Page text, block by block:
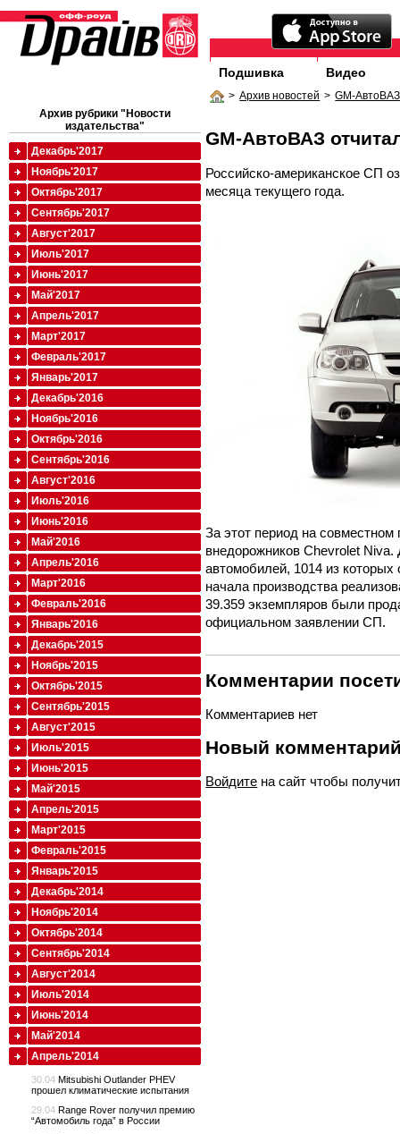
Подшивка Видео
> Архив новостей > GM-
GM-АвтоВАЗ
Российско-американское СП
месяца текущего года.
За этот период на
внедорожников Chevrolet
автомобилей, 1014 из
начала производства
39.359 экземпляров были
официальном заявлении СП.
Комментарии
Комментариев нет
Новый
Войдите на сайт чтобы
Архив рубрики "Новости
издательства"
Декабрь'2017
Ноябрь'2017
Октябрь'2017
Сентябрь'2017
Август'2017
Июль'2017
Июнь'2017
Май'2017
Апрель'2017
Март'2017
Февраль'2017
Январь'2017
Декабрь'2016
Ноябрь'2016
Октябрь'2016
Сентябрь'2016
Август'2016
Июль'2016
Июнь'2016
Май'2016
Апрель'2016
Март'2016
Февраль'2016
Январь'2016
Декабрь'2015
Ноябрь'2015
Октябрь'2015
Сентябрь'2015
Август'2015
Июль'2015
Июнь'2015
Май'2015
Апрель'2015
Март'2015
Февраль'2015
Январь'2015
Декабрь'2014
Ноябрь'2014
Октябрь'2014
Сентябрь'2014
Август'2014
Июль'2014
Июнь'2014
Май'2014
Апрель'2014
30.04 Mitsubishi Outlander PHEV
прошел климатические испытания
29.04 Range Rover получил премию
“Автомобиль года” в России